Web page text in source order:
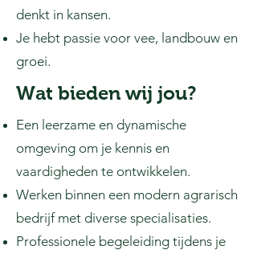
denkt in kansen.
Je hebt passie voor vee, landbouw en
groei.
Wat bieden wij jou?
Een leerzame en dynamische
omgeving om je kennis en
vaardigheden te ontwikkelen.
Werken binnen een modern agrarisch
bedrijf met diverse specialisaties.
Professionele begeleiding tijdens je